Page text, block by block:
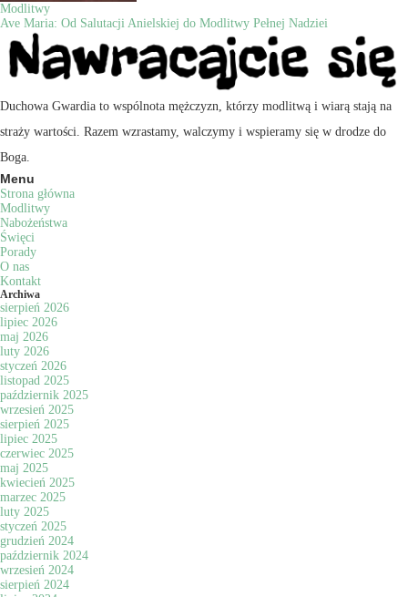
Modlitwy
Ave Maria: Od Salutacji Anielskiej do Modlitwy Pełnej Nadziei
Duchowa Gwardia to wspólnota mężczyzn, którzy modlitwą i wiarą stają na
straży wartości. Razem wzrastamy, walczymy i wspieramy się w drodze do
Boga.
Menu
Strona główna
Modlitwy
Nabożeństwa
Święci
Porady
O nas
Kontakt
Archiwa
sierpień 2026
lipiec 2026
maj 2026
luty 2026
styczeń 2026
listopad 2025
październik 2025
wrzesień 2025
sierpień 2025
lipiec 2025
czerwiec 2025
maj 2025
kwiecień 2025
marzec 2025
luty 2025
styczeń 2025
grudzień 2024
październik 2024
wrzesień 2024
sierpień 2024